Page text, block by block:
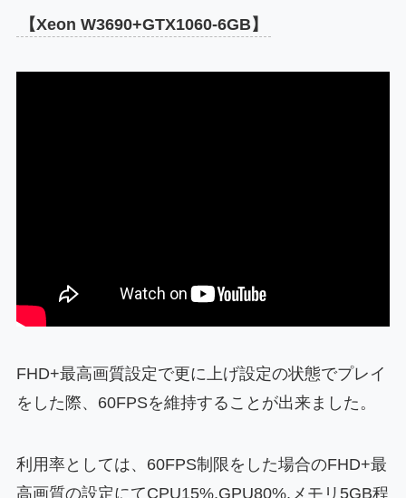
【Xeon W3690+GTX1060-6GB】
FHD+最高画質設定で更に上げ設定の状態でプレイ
をした際、60FPSを維持することが出来ました。
利用率としては、60FPS制限をした場合のFHD+最
高画質の設定にてCPU15%,GPU80%,メモリ5GB程